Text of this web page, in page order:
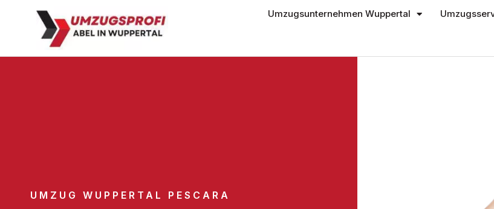
Umzugsunternehmen Wuppertal
UMZUG WUPPERTAL PESCARA